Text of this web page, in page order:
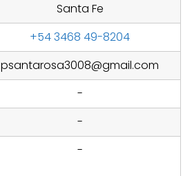
Santa Fe
+54 3468 49-8204
psantarosa3008@gmail.com
-
-
-